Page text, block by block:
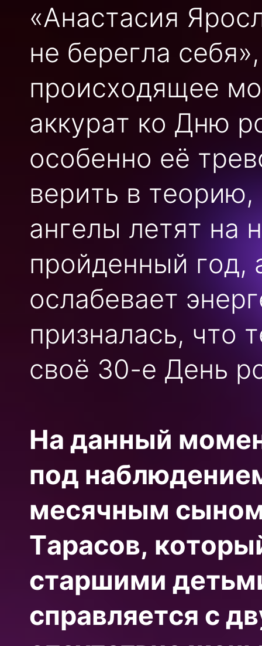
«Анастасия
не берегла
происходящее
аккурат ко Дню
особенно её
верить в
ангелы летят на
пройденный год,
ослабевает
призналась, что
своё 30-е День
На данный
под
месячным
Тарасов,
старшими
справляется с